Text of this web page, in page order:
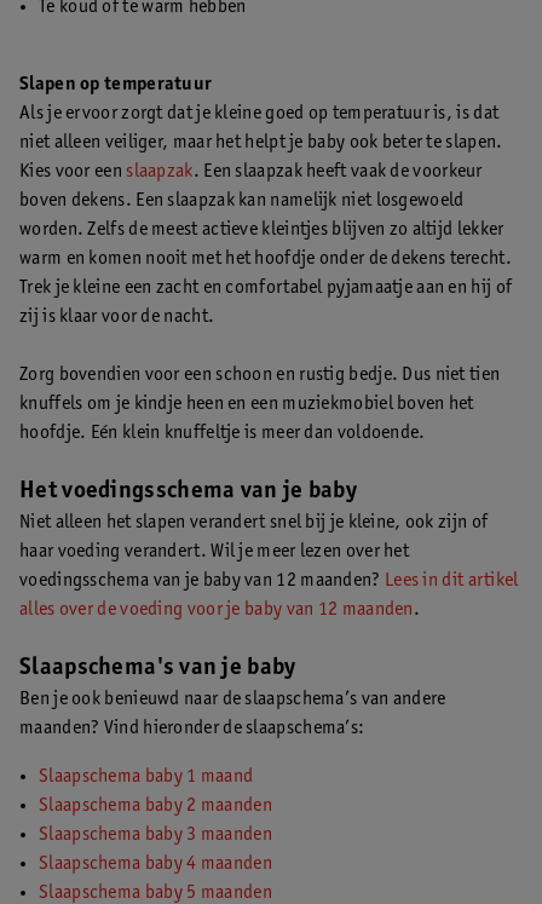
Te koud of te warm hebben
Slapen op temperatuur
Als je ervoor zorgt dat je kleine goed op temperatuur is, is dat
niet alleen veiliger, maar het helpt je baby ook beter te slapen.
Kies voor een slaapzak. Een slaapzak heeft vaak de voorkeur
boven dekens. Een slaapzak kan namelijk niet losgewoeld
worden. Zelfs de meest actieve kleintjes blijven zo altijd lekker
warm en komen nooit met het hoofdje onder de dekens terecht.
Trek je kleine een zacht en comfortabel pyjamaatje aan en hij of
zij is klaar voor de nacht.
Zorg bovendien voor een schoon en rustig bedje. Dus niet tien
knuffels om je kindje heen en een muziekmobiel boven het
hoofdje. Eén klein knuffeltje is meer dan voldoende.
Het voedingsschema van je baby
Niet alleen het slapen verandert snel bij je kleine, ook zijn of
haar voeding verandert. Wil je meer lezen over het
voedingsschema van je baby van 12 maanden? Lees in dit artikel
alles over de voeding voor je baby van 12 maanden.
Slaapschema's van je baby
Ben je ook benieuwd naar de slaapschema’s van andere
maanden? Vind hieronder de slaapschema’s:
Slaapschema baby 1 maand
Slaapschema baby 2 maanden
Slaapschema baby 3 maanden
Slaapschema baby 4 maanden
Slaapschema baby 5 maanden